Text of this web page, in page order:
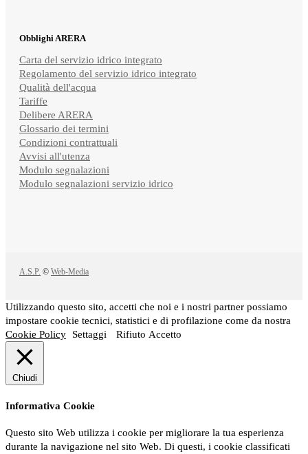
Obblighi ARERA
Carta del servizio idrico integrato
Regolamento del servizio idrico integrato
Qualità dell'acqua
Tariffe
Delibere ARERA
Glossario dei termini
Condizioni contrattuali
Avvisi all'utenza
Modulo segnalazioni
Modulo segnalazioni servizio idrico
A.S.P. © Web-Media
Utilizzando questo sito, accetti che noi e i nostri partner possiamo
impostare cookie tecnici, statistici e di profilazione come da nostra
Cookie Policy
Settaggi Rifiuto Accetto
Chiudi
Informativa Cookie
Questo sito Web utilizza i cookie per migliorare la tua esperienza
durante la navigazione nel sito Web. Di questi, i cookie classificati